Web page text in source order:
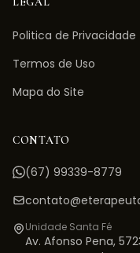
Politica de Privacidade
Termos de Uso
Mapa do Site
CONTATO
(67) 99339-8779
Unidade Santa Fé
Av. Afonso Pena,